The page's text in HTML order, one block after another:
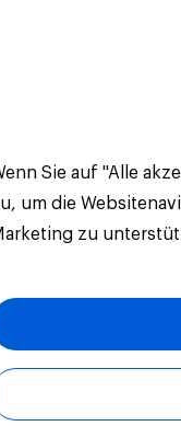
Sie auf "Alle
um die
zu